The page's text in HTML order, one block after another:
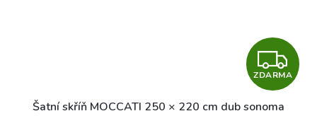
Z
D
ZDARMA
Šatní skříň MOCCATI 250 × 220 cm dub sonoma